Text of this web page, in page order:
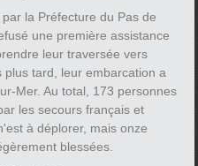
la Préfecture du Pas de
une première assistance
leur traversée vers
tard, leur embarcation a
Mer. Au total, 173 personnes
les secours français et
à déplorer, mais onze
blessées.